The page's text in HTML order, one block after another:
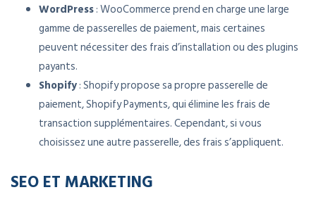
WordPress: WooCommerce prend en charge une large
gamme de passerelles de paiement, mais certaines
peuvent nécessiter des frais d’installation ou des plugins
payants.
Shopify: Shopify propose sa propre passerelle de
paiement, Shopify Payments, qui élimine les frais de
transaction supplémentaires. Cependant, si vous
choisissez une autre passerelle, des frais s’appliquent.
SEO ET MARKETING